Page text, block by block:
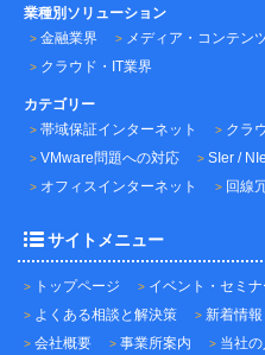
業種別ソリューション
金融業界
メディア・コンテン
クラウド・IT業界
カテゴリー
帯域保証インターネット
クラ
VMware問題への対応
SIer /
オフィスインターネット
回線
サイトメニュー
トップページ イベント・セミナ
よくある相談と解決策
新着情報
会社概要
事業所案内 当社